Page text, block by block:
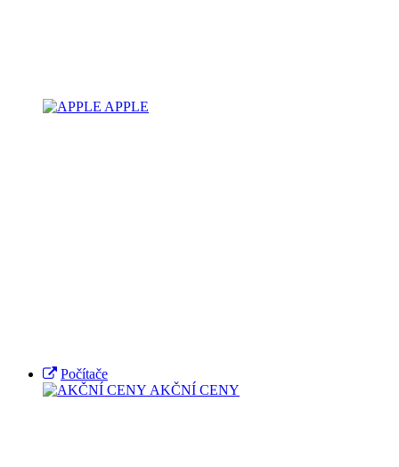
APPLE
Počítače
AKČNÍ CENY